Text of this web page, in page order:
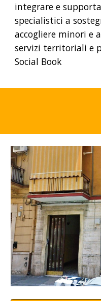
integrare e
specialistici a
accogliere minori e
servizi territoriali e
Social Book